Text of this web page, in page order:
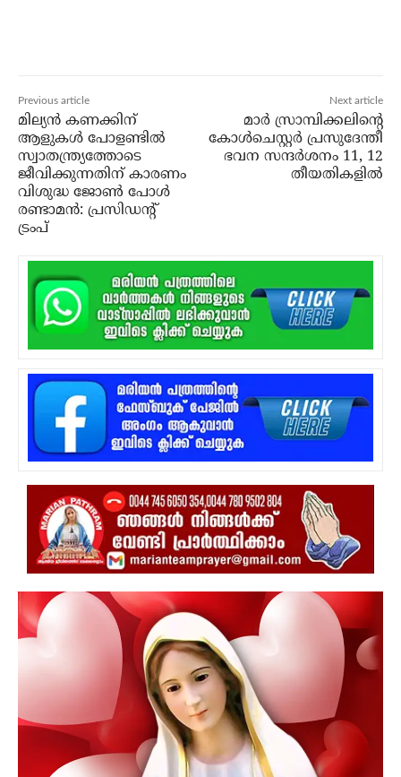
Previous article
മില്യന്‍ കണക്കിന്
ആളുകള്‍ പോളണ്ടില്‍
സ്വാതന്ത്ര്യത്തോടെ
ജീവിക്കുന്നതിന് കാരണം
വിശുദ്ധ ജോണ്‍ പോള്‍
രണ്ടാമന്‍: പ്രസിഡന്റ്
ട്രംപ്
Next article
മാർ സ്രാമ്പിക്കലിന്റെ
കോൾചെസ്റ്റർ പ്രസുദേന്തീ
ഭവന സന്ദർശനം 11, 12
തീയതികളില്‍